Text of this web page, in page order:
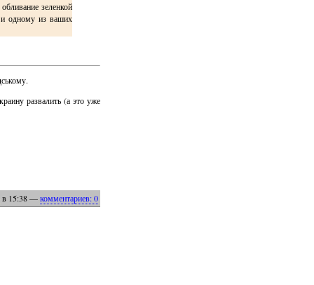
зеленкой
и одному из ваших
развалить (а это уже
в 15:38—комментариев: 0